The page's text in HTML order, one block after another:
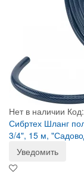
Нет в наличии
Сибртех Шланг
3/4", 15 м,
Уведомить